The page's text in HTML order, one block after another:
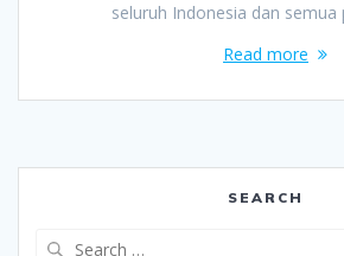
seluruh Indonesia dan semua
Read more
SEARCH